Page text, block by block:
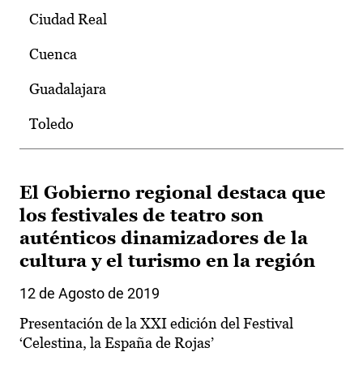
Ciudad Real
Cuenca
Guadalajara
Toledo
El Gobierno regional destaca que
los festivales de teatro son
auténticos dinamizadores de la
cultura y el turismo en la región
12 de Agosto de 2019
Presentación de la XXI edición del Festival
‘Celestina, la España de Rojas’